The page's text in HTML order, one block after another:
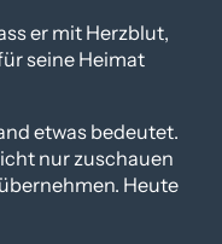
er mit Herzblut,
seine Heimat
etwas bedeutet.
nur zuschauen
Heute